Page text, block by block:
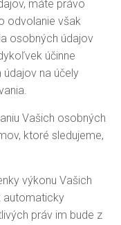
máte právo
odvolanie však
osobných údajov
účinne
na účely
Vašich osobných
ktoré sledujeme,
výkonu Vašich
automaticky
práv im bude z